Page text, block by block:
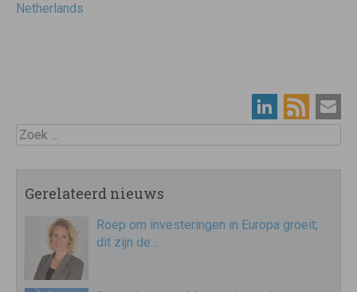
Netherlands
Zoek
Gerelateerd nieuws
Roep om investeringen in Europa groeit;
dit zijn de…